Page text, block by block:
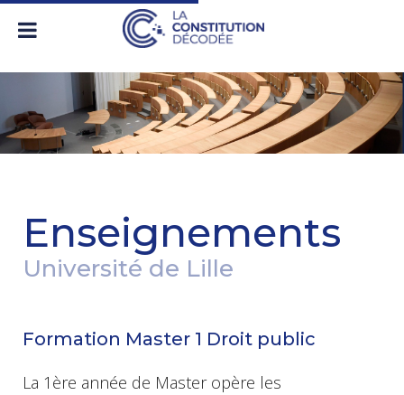
Enseignements
Université de Lille
Formation Master 1 Droit public
La 1ère année de Master opère les